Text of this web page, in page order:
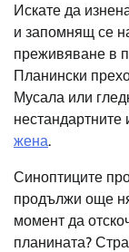
Искате да
и запомнящ се
преживяване в
Планински
Мусала или
нестандартните
жена.
Синоптиците
продължи още
момент да
планината?